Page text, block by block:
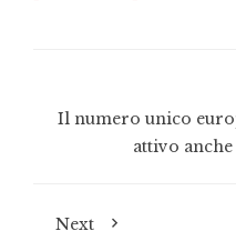
Il numero unico
attivo
Next